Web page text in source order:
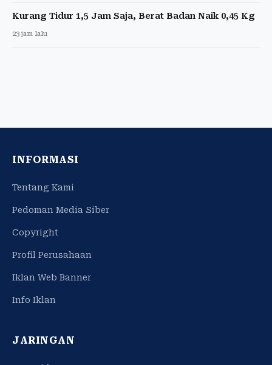
Kurang Tidur 1,5 Jam Saja, Berat Badan Naik 0,45 Kg
23 jam lalu
INFORMASI
Tentang Kami
Pedoman Media Siber
Copyright
Profil Perusahaan
Iklan Web Banner
Info Iklan
JARINGAN